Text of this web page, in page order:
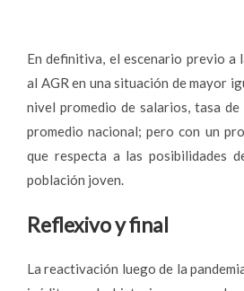
En definitiva, el escenario previo a
al AGR en una situación de mayor
nivel promedio de salarios, tasa
promedio nacional; pero con un
que respecta a las posibilidades
población joven.
Reflexivo y final
La reactivación luego de la